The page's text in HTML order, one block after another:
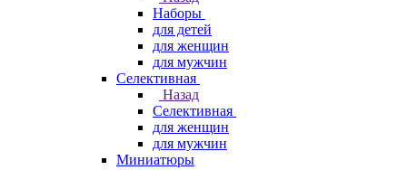
Наборы
для детей
для женщин
для мужчин
Селективная
Назад
Селективная
для женщин
для мужчин
Миниатюры